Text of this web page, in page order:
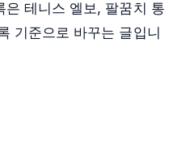
테니스 엘보, 팔꿈치 통
기준으로 바꾸는 글입니